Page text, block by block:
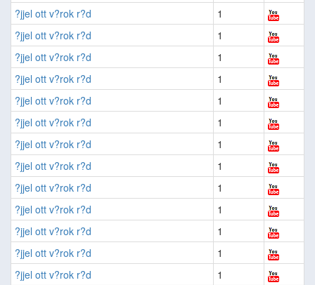
?jjel ott v?rok r?d
1
?jjel ott v?rok r?d
1
?jjel ott v?rok r?d
1
?jjel ott v?rok r?d
1
?jjel ott v?rok r?d
1
?jjel ott v?rok r?d
1
?jjel ott v?rok r?d
1
?jjel ott v?rok r?d
1
?jjel ott v?rok r?d
1
?jjel ott v?rok r?d
1
?jjel ott v?rok r?d
1
?jjel ott v?rok r?d
1
?jjel ott v?rok r?d
1